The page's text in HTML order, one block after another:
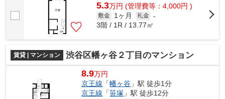
5.3万円 (管理費等：4,000円 )
敷金 1ヶ月 礼金 -
3階 / 1R / 13.77㎡
賃貸 | マンション 渋谷区幡ヶ谷２丁目のマンション
8.9万円
京王線 「幡ヶ谷 」駅 徒歩1分
京王線 「笹塚 」駅 徒歩12分